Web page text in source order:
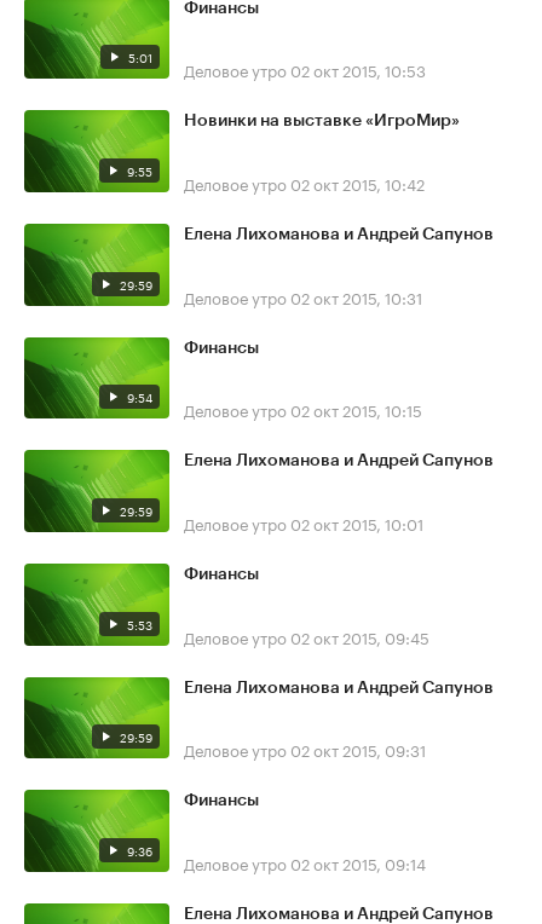
5:01
Финансы
Деловое утро 02 окт 2015, 10:53
9:55
Новинки на выставке «ИгроМир»
Деловое утро 02 окт 2015, 10:42
29:59
Елена Лихоманова и Андрей Сапунов
Деловое утро 02 окт 2015, 10:31
9:54
Финансы
Деловое утро 02 окт 2015, 10:15
29:59
Елена Лихоманова и Андрей Сапунов
Деловое утро 02 окт 2015, 10:01
5:53
Финансы
Деловое утро 02 окт 2015, 09:45
29:59
Елена Лихоманова и Андрей Сапунов
Деловое утро 02 окт 2015, 09:31
9:36
Финансы
Деловое утро 02 окт 2015, 09:14
Елена Лихоманова и Андрей Сапунов